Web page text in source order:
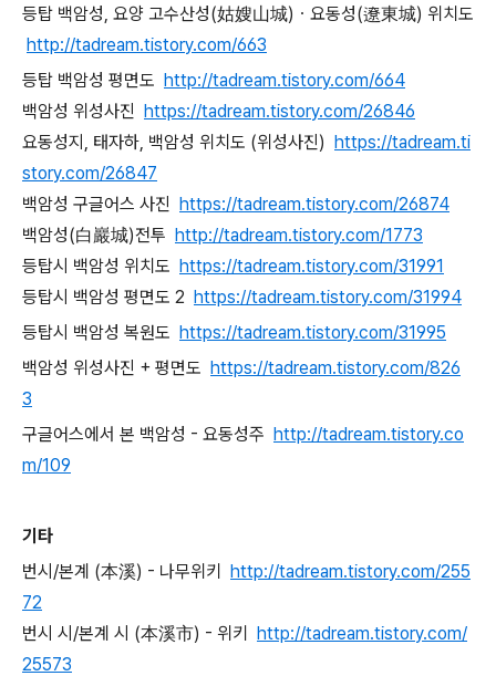
등탑 백암성, 요양 고수산성(姑嫂山城)ㆍ요동성(遼東城) 위치도
http://tadream.tistory.com/663
등탑 백암성 평면도 http://tadream.tistory.com/664
백암성 위성사진 https://tadream.tistory.com/26846
요동성지, 태자하, 백암성 위치도 (위성사진) https://tadream.ti
story.com/26847
백암성 구글어스 사진 https://tadream.tistory.com/26874
백암성(白巖城)전투 http://tadream.tistory.com/1773
등탑시 백암성 위치도 https://tadream.tistory.com/31991
등탑시 백암성 평면도 2 https://tadream.tistory.com/31994
등탑시 백암성 복원도 https://tadream.tistory.com/31995
백암성 위성사진 + 평면도 https://tadream.tistory.com/826
3
구글어스에서 본 백암성 - 요동성주 http://tadream.tistory.co
m/109
기타
번시/본계 (本溪) - 나무위키 http://tadream.tistory.com/255
72
번시 시/본계 시 (本溪市) - 위키 http://tadream.tistory.com/
25573